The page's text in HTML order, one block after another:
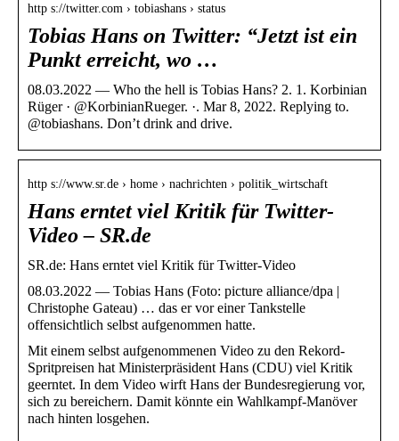
http s://twitter.com › tobiashans › status
Tobias Hans on Twitter: “Jetzt ist ein
Punkt erreicht, wo …
08.03.2022 — Who the hell is Tobias Hans? 2. 1. Korbinian
Rüger · @KorbinianRueger. ·. Mar 8, 2022. Replying to.
@tobiashans. Don’t drink and drive.
http s://www.sr.de › home › nachrichten › politik_wirtschaft
Hans erntet viel Kritik für Twitter-
Video – SR.de
SR.de: Hans erntet viel Kritik für Twitter-Video
08.03.2022 — Tobias Hans (Foto: picture alliance/dpa |
Christophe Gateau) … das er vor einer Tankstelle
offensichtlich selbst aufgenommen hatte.
Mit einem selbst aufgenommenen Video zu den Rekord-
Spritpreisen hat Ministerpräsident Hans (CDU) viel Kritik
geerntet. In dem Video wirft Hans der Bundesregierung vor,
sich zu bereichern. Damit könnte ein Wahlkampf-Manöver
nach hinten losgehen.